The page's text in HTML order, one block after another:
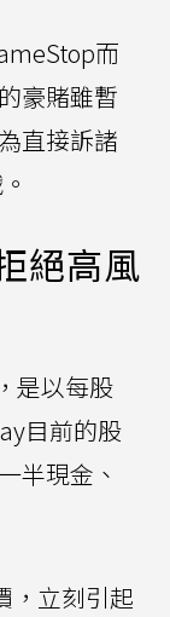
而
豪賭雖暫
直接訴諸
絕高風
是以每股
目前的股
半現金、
，立刻引起